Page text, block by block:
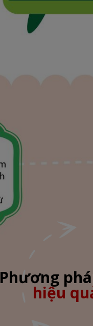
Phương
hiệu